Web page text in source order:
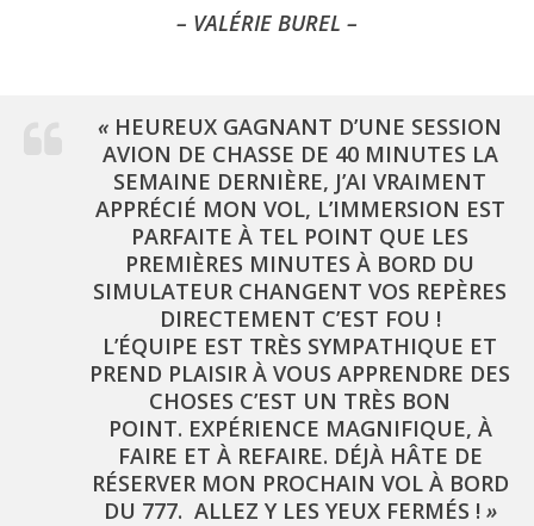
– VALÉRIE BUREL –
« HEUREUX GAGNANT D’UNE SESSION
AVION DE CHASSE DE 40 MINUTES LA
SEMAINE DERNIÈRE, J’AI VRAIMENT
APPRÉCIÉ MON VOL, L’IMMERSION EST
PARFAITE À TEL POINT QUE LES
PREMIÈRES MINUTES À BORD DU
SIMULATEUR CHANGENT VOS REPÈRES
DIRECTEMENT C’EST FOU !
L’ÉQUIPE EST TRÈS SYMPATHIQUE ET
PREND PLAISIR À VOUS APPRENDRE DES
CHOSES C’EST UN TRÈS BON
POINT. EXPÉRIENCE MAGNIFIQUE, À
FAIRE ET À REFAIRE. DÉJÀ HÂTE DE
RÉSERVER MON PROCHAIN VOL À BORD
DU 777. ALLEZ Y LES YEUX FERMÉS ! »